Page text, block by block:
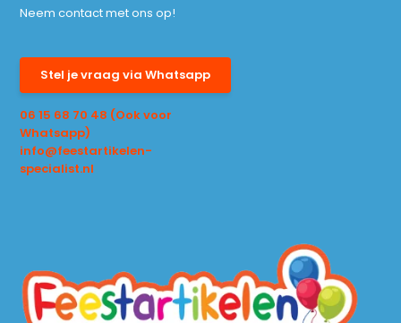
Neem contact met ons op!
Stel je vraag via Whatsapp
06 15 68 70 48 (Ook voor
Whatsapp)
info@feestartikelen-
specialist.nl